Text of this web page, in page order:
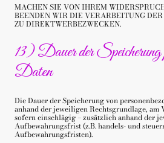
MACHEN SIE VON IHREM
BEENDEN WIR DIE VERARBEITUNG
ZU DIREKTWERBEZWECKEN.
13) Dauer der Speicherung
Daten
Die Dauer der Speicherung von
anhand der jeweiligen Rechtsgrundlage, am
sofern einschlägig – zusätzlich anhand der
Aufbewahrungsfrist (z.B. handels- und
Aufbewahrungsfristen).